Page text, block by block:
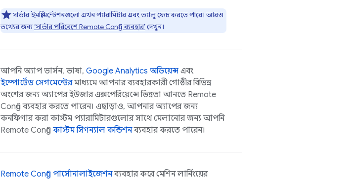
সার্ভার ইমপ্লিমেন্টেশনগুলো এখন প্যারামিটার এবং ভ্যালু ফেচ করতে পারে। আরও
তথ্যের জন্য ‘সার্ভার পরিবেশেRemote Configব্যবহার’দেখুন।
আপনি অ্যাপ ভার্সন, ভাষা, Google Analytics অডিয়েন্স এবং
ইম্পোর্টেড সেগমেন্টেরমাধ্যমে আপনার ব্যবহারকারী গোষ্ঠীর বিভিন্ন
অংশের জন্য অ্যাপের ইউজার এক্সপেরিয়েন্সে ভিন্নতা আনতে Remote
Config ব্যবহার করতে পারেন। এছাড়াও, আপনার অ্যাপের জন্য
কনফিগার করা কাস্টম প্যারামিটারগুলোর সাথে মেলানোর জন্য আপনি
Remote Config কাস্টম সিগন্যাল কন্ডিশনব্যবহার করতে পারেন।
Remote Config পার্সোনালাইজেশনব্যবহার করে মেশিন লার্নিংয়ের